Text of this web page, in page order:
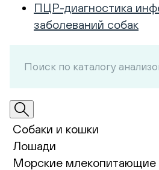
ПЦР-диагностика
заболеваний собак
Собаки и кошки
Лошади
Морские млекопитающие